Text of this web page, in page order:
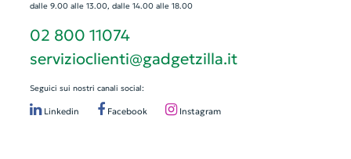
dalle 9.00 alle 13.00, dalle 14.00 alle 18.00
02 800 11074
servizioclienti@gadgetzilla.it
Seguici sui nostri canali social:
Linkedin Facebook Instagram